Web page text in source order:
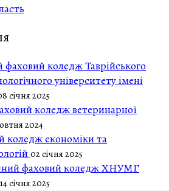
коледж Таврійського
університету імені
січня 2025
коледж ветеринарної
2024
коледж економіки та
02 січня 2025
фаховий коледж ХНУМГ
14 січня 2025